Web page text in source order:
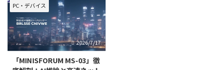
も特に注目を集めているのが、
ASUSが発表した最新モデル
「ASUS ROG Swift OLED
PG27UCWM」です。この革新的
なモニターは、従来のOLED技術
をさらに一歩進め
PC・デバイス
2026/7/17
「MINISFORUM MS-03」徹